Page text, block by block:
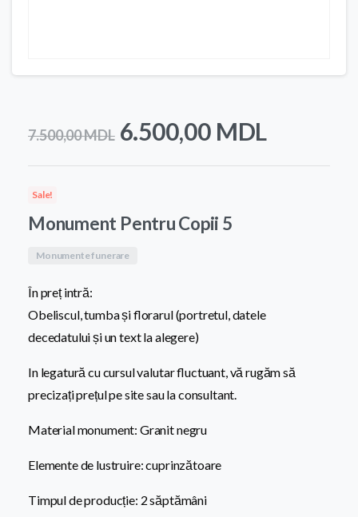
7.500,00MDL Prețul
inițial
fost:
6.500,00 MDL
curent
Sale!
Monument Pentru Copii 5
Monumente funerare
În preț intră:
Obeliscul, tumba și florarul (portretul, datele
decedatului și un text la alegere)
In legatură cu cursul valutar fluctuant, vă rugăm să
precizați prețul pe site sau la consultant.
Material monument: Granit negru
Elemente de lustruire: cuprinzătoare
Timpul de producție: 2 săptămâni